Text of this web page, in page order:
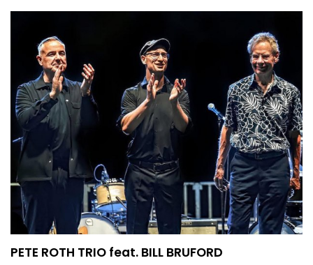
PETE ROTH TRIO feat. BILL BRUFORD